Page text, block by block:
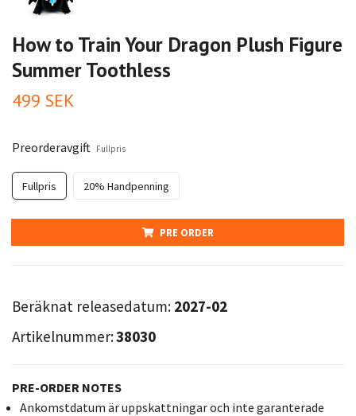
How to Train Your Dragon Plush Figure
Summer Toothless
499 SEK
Preorderavgift Fullpris
Fullpris 20% Handpenning
PRE ORDER
Beräknat releasedatum: 2027-02
Artikelnummer:38030
PRE-ORDER NOTES
Ankomstdatum är uppskattningar och inte garanterade